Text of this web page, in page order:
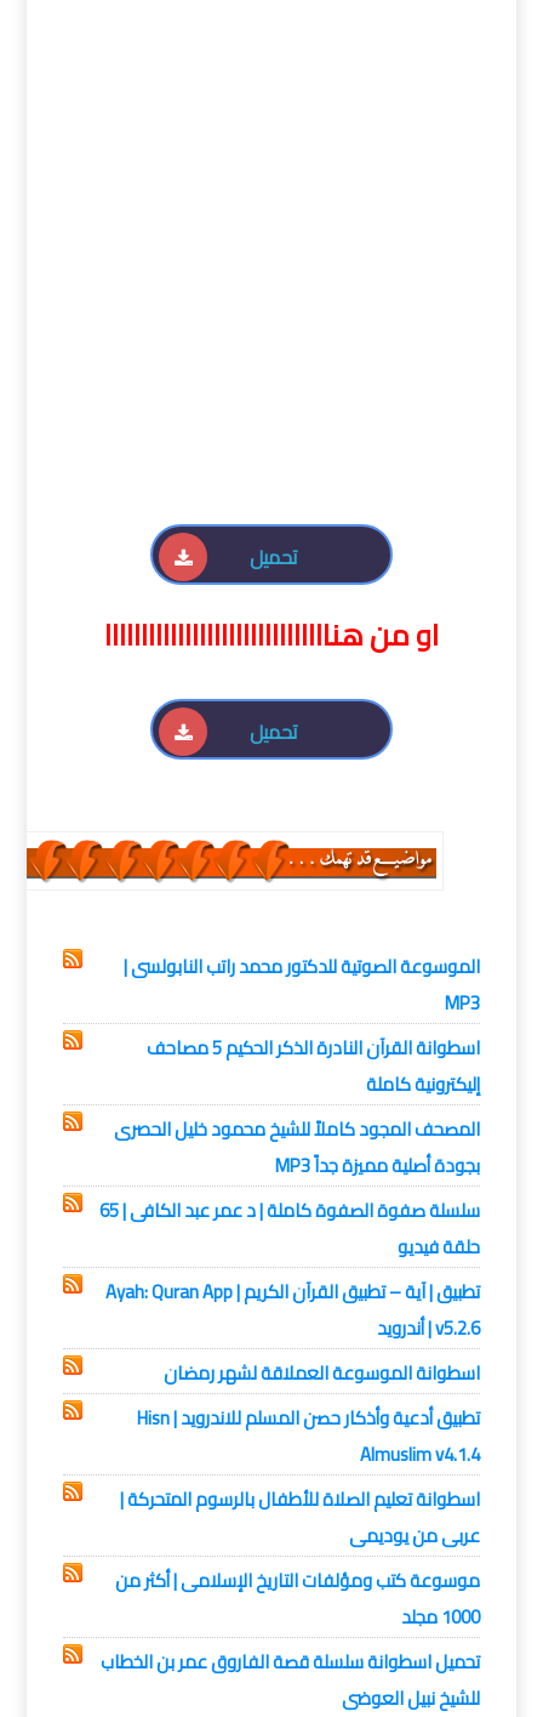
تحميل
او من هنااااااااااااااااااااااااااااااا
تحميل
الموسوعة الصوتية للدكتور محمد راتب النابولسى |
MP3
اسطوانة القرآن النادرة الذكر الحكيم 5 مصاحف
إليكترونية كاملة
المصحف المجود كاملاً للشيخ محمود خليل الحصرى
بجودة أصلية مميزة جداً MP3
سلسلة صفوة الصفوة كاملة | د عمر عبد الكافى | 65
حلقة فيديو
تطبيق | آية – تطبيق القرآن الكريم | Ayah: Quran App
v5.2.6 | أندرويد
اسطوانة الموسوعة العملاقة لشهر رمضان
تطبيق أدعية وأذكار حصن المسلم للاندرويد | Hisn
Almuslim v4.1.4
اسطوانة تعليم الصلاة للأطفال بالرسوم المتحركة |
عربى من يوديمى
موسوعة كتب ومؤلفات التاريخ الإسلامى | أكثر من
1000 مجلد
تحميل اسطوانة سلسلة قصة الفاروق عمر بن الخطاب
للشيخ نبيل العوضى